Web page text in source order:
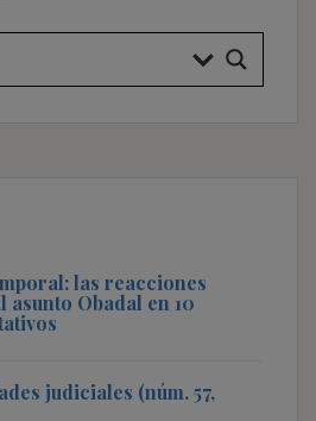
las reacciones
Obadal en 10
judiciales (núm. 57,